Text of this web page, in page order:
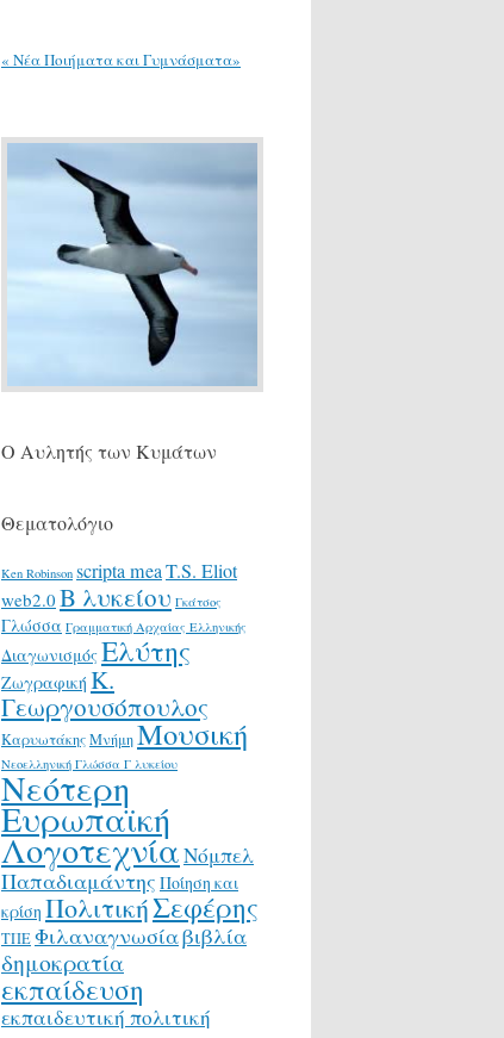
« Νέα Ποιήματα και Γυμνάσματα»
Ο Αυλητής των Κυμάτων
Θεματολόγιο
Ken Robinson scripta meaT.S. Eliot
web2.0 Β λυκείου Γκάτσος
Γλώσσα Γραμματική Αρχαίας Ελληνικής
ΔιαγωνισμόςΕλύτης
Ζωγραφική Κ.
Γεωργουσόπουλος
ΚαρυωτάκηςΜνήμηΜουσική
Νεοελληνική Γλώσσα Γ λυκείου
Νεότερη
Ευρωπαϊκή
ΛογοτεχνίαΝόμπελ
Παπαδιαμάντης Ποίηση και
κρίση ΠολιτικήΣεφέρης
ΤΠΕΦιλαναγνωσίαβιβλία
δημοκρατία
εκπαίδευση
εκπαιδευτική πολιτική